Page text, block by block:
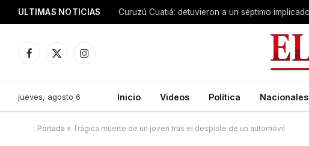
ULTIMAS NOTICIAS
Facebook
X
Instagram
jueves, agosto 6 Inicio Videos Política Nacionales
Portada » Trágica muerte de un joven tras el despiste de un automóvil